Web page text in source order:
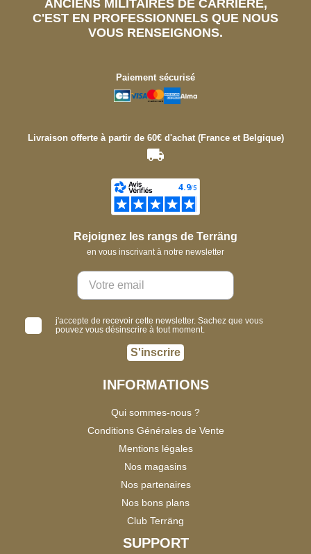
ANCIENS MILITAIRES DE CARRIÈRE,
C'EST EN PROFESSIONNELS QUE NOUS
VOUS RENSEIGNONS.
Paiement sécurisé
Livraison offerte à partir de 60€ d'achat (France et Belgique)
Rejoignez les rangs de Terräng
en vous inscrivant à notre newsletter
j'accepte de recevoir cette newsletter. Sachez que vous
pouvez vous désinscrire à tout moment.
S'inscrire
INFORMATIONS
Qui sommes-nous ?
Conditions Générales de Vente
Mentions légales
Nos magasins
Nos partenaires
Nos bons plans
Club Terräng
SUPPORT